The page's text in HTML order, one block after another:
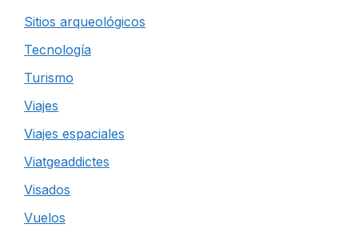
Sitios arqueológicos
Tecnología
Turismo
Viajes
Viajes espaciales
Viatgeaddictes
Visados
Vuelos